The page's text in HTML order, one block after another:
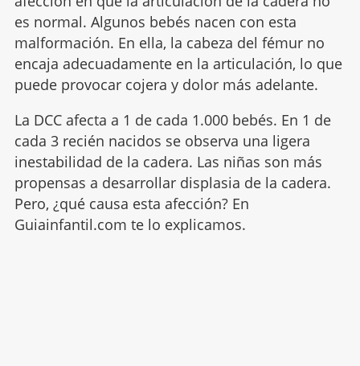
es normal. Algunos bebés nacen con esta
malformación. En ella, la cabeza del fémur no
encaja adecuadamente en la articulación, lo que
puede provocar cojera y dolor más adelante.
La DCC afecta a 1 de cada 1.000 bebés. En 1 de
cada 3 recién nacidos se observa una ligera
inestabilidad de la cadera. Las niñas son más
propensas a desarrollar displasia de la cadera.
Pero, ¿qué causa esta afección? En
Guiainfantil.com te lo explicamos.